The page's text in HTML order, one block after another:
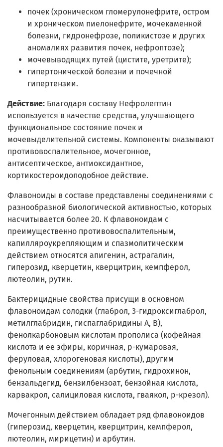
почек (хроническом гломерулонефрите, остром
и хроническом пиелонефрите, мочекаменной
болезни, гидронефрозе, поликистозе и других
аномалиях развития почек, нефроптозе);
мочевыводящих путей (цистите, уретрите);
гипертонической болезни и почечной
гипертензии.
Действие: Благодаря составу Нефролептин
используется в качестве средства, улучшающего
функциональное состояние почек и
мочевыделительной системы. Компоненты оказывают
противовоспалительное, мочегонное,
антисептическое, антиоксидантное,
кортикостероидоподобное действие.
Флавоноиды в составе представлены соединениями с
разнообразной биологической активностью, которых
насчитывается более 20. К флавоноидам с
преимущественно противовоспалительным,
капилляроукрепляющим и спазмолитическим
действием относятся апигенин, астрагалин,
гиперозид, кверцетин, кверцитрин, кемпферол,
лютеолин, рутин.
Бактерицидные свойства присущи в основном
флавоноидам солодки (глаброл, 3-гидроксиглаброл,
метилглабридин, гиспаглабридины А, В),
фенолкарбоновым кислотам прополиса (кофейная
кислота и ее эфиры, коричная, р-кумаровая,
феруловая, хлорогеновая кислоты), другим
фенольным соединениям (арбутин, гидрохинон,
бензальдегид, бензилбензоат, бензойная кислота,
карвакрол, салициловая кислота, гваякол, р-крезол).
Мочегонным действием обладает ряд флавоноидов
(гиперозид, кверцетин, кверцитрин, кемпферол,
лютеолин, мирицетин) и арбутин.